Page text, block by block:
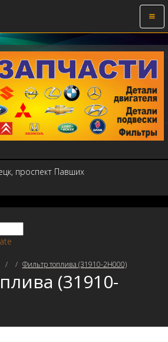
проспект Павших
Фильтр топлива (31910-2H000)
(31910-